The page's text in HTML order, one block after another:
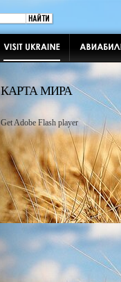
КАРТА МИРА
Get Adobe Flash player